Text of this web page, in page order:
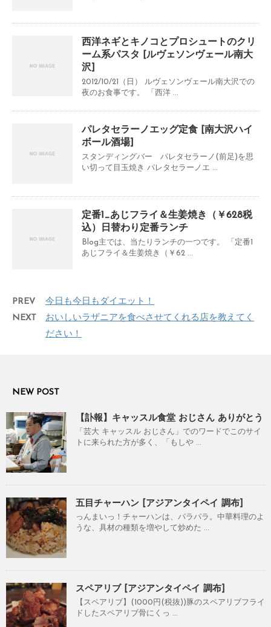
西洋ネギとキノコとプロシュートのクリ
ーム系パスタ [ルヴェソンヴェール南大
沢]
2012/10/21（日） ルヴェソンヴェール南大沢での
夜のお食事です。 「西洋 ...
パレタセラーノエッグ定食 [南大沢ハイ
ボール酒場]
スタンディングバー パレタセラーノ(前足)を思
い切って目玉焼き パレタセラーノエ ...
定番1_あじフライ＆生姜焼き（￥628税
込）日替わり定番ランチ
Blog主では、当たりランチの一つです。 「定番1
あじフライ＆生姜焼き（￥62 ...
PREV
今日も今日もダイエット！
NEXT
おいしいラザニアを食べさせてくれる店を教えてく
ださい！
NEW POST
【訃報】キャッスル食堂 おじさん ありがとう
「芸大 キャッスル おじさん」でのワードでこのサイ
トに来られた方が多く、「もしや ...
五目チャーハン [アジアンタイペイ 調布]
っんまいっ！チャーハンは、パラパラ。中華料理のよ
うな、具材の種類を増やして炒めた ...
スペアリブ [アジアンタイペイ 調布]
【スペアリブ】(1000円(税抜))豚のスペアリブフライ
ドしたスペアリブ骨にくっ ...